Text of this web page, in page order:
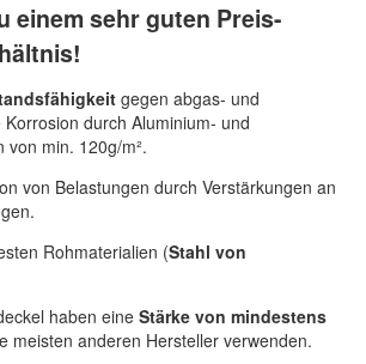
einem sehr guten Preis-
gegen abgas- und
durch Aluminium- und
von min. 120g/m².
von Belastungen durch Verstärkungen an
Rohmaterialien (Stahl von
haben eine Stärke von mindestens
meisten anderen Hersteller verwenden.